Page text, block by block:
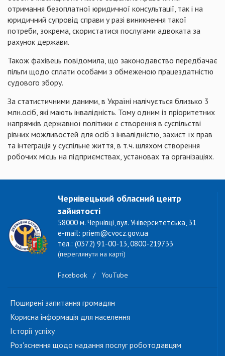
отримання безоплатної юридичної консультації, так і на
юридичний супровід справи у разі виникнення такої
потреби, зокрема, скористатися послугами адвоката за
рахунок держави.
Також фахівець повідомила, що законодавство передбачає
пільги щодо сплати особами з обмеженою працездатністю
судового збору.
За статистичними даними, в Україні налічується близько 3
млн.осіб, які мають інвалідність. Тому одним із пріоритетних
напрямків державної політики є створення в суспільстві
рівних можливостей для осіб з інвалідністю, захист їх прав
та інтеграція у суспільне життя, в т.ч. шляхом створення
робочих місць на підприємствах, установах та організаціях.
Чернівецький обласний центр
зайнятості
58000 м. Чернівці, вул. Університетська, 31
e-mail: priem@cvocz.gov.ua
тел.: (0372) 91-00-13, 0800-219733
(переглянути на карті)
Facebook / YouTube
Поширені запитання громадян
Корисна інформація для населення
Історії успіху
Роз'яснення щодо надання послуг роботодавцям